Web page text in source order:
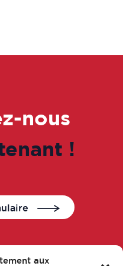
aux
nous
!